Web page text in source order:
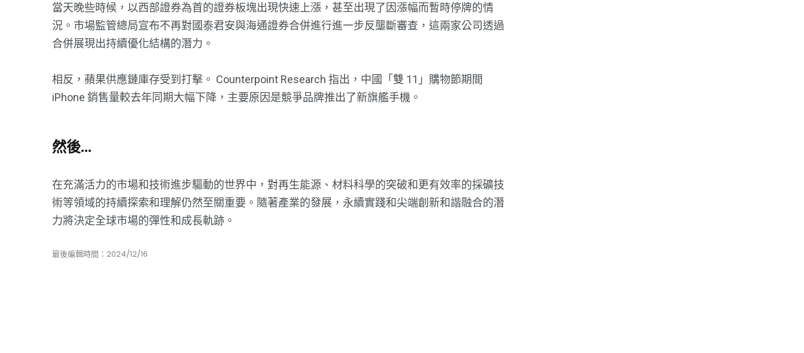
當天晚些時候，以西部證券為首的證券板塊出現快速上漲，甚至出現了因漲幅而暫時停牌的情
況。市場監管總局宣布不再對國泰君安與海通證券合併進行進一步反壟斷審查，這兩家公司透過
合併展現出持續優化結構的潛力。
相反，蘋果供應鏈庫存受到打擊。 Counterpoint Research 指出，中國「雙 11」購物節期間
iPhone 銷售量較去年同期大幅下降，主要原因是競爭品牌推出了新旗艦手機。
然後...
在充滿活力的市場和技術進步驅動的世界中，對再生能源、材料科學的突破和更有效率的採礦技
術等領域的持續探索和理解仍然至關重要。隨著產業的發展，永續實踐和尖端創新和諧融合的潛
力將決定全球市場的彈性和成長軌跡。
最後編輯時間：2024/12/16